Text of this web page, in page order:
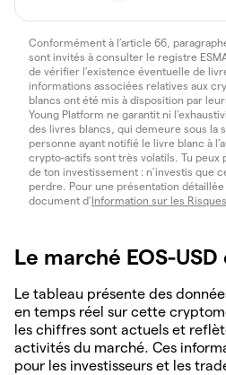
Conformément à l’article 66,
sont invités à consulter le registre
de vérifier l’existence éventuelle de
informations associées relatives aux
blancs ont été mis à disposition par
Young Platform ne garantit ni
des livres blancs, qui demeure sous la
personne ayant notifié le livre blanc à
crypto-actifs sont très volatils. Tu peux
de ton investissement : n’investis que
perdre. Pour une présentation
document d’Information sur les Risques
Le marché EOS-
Le tableau présente des
en temps réel sur cette
les chiffres sont actuels et
activités du marché. Ces
pour les investisseurs et les